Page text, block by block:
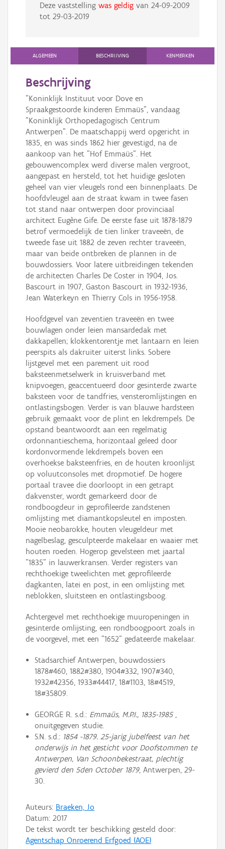
Deze vaststelling was geldigvan 24-09-2009
tot 29-03-2019
ALGEMEEN BESCHRIJVING KENMERKEN
Beschrijving
"Koninklijk Instituut voor Dove en
Spraakgestoorde kinderen Emmaüs", vandaag
"Koninklijk Orthopedagogisch Centrum
Antwerpen". De maatschappij werd opgericht in
1835, en was sinds 1862 hier gevestigd, na de
aankoop van het "Hof Emmaüs". Het
gebouwencomplex werd diverse malen vergroot,
aangepast en hersteld, tot het huidige gesloten
geheel van vier vleugels rond een binnenplaats. De
hoofdvleugel aan de straat kwam in twee fasen
tot stand naar ontwerpen door provinciaal
architect Eugène Gife. De eerste fase uit 1878-1879
betrof vermoedelijk de tien linker traveeën, de
tweede fase uit 1882 de zeven rechter traveeën,
maar van beide ontbreken de plannen in de
bouwdossiers. Voor latere uitbreidingen tekenden
de architecten Charles De Coster in 1904, Jos.
Bascourt in 1907, Gaston Bascourt in 1932-1936,
Jean Waterkeyn en Thierry Cols in 1956-1958.
Hoofdgevel van zeventien traveeën en twee
bouwlagen onder leien mansardedak met
dakkapellen; klokkentorentje met lantaarn en leien
peerspits als dakruiter uiterst links. Sobere
lijstgevel met een parement uit rood
baksteenmetselwerk in kruisverband met
knipvoegen, geaccentueerd door gesinterde zwarte
baksteen voor de tandfries, vensteromlijstingen en
ontlastingsbogen. Verder is van blauwe hardsteen
gebruik gemaakt voor de plint en lekdrempels. De
opstand beantwoordt aan een regelmatig
ordonnantieschema, horizontaal geleed door
kordonvormende lekdrempels boven een
overhoekse baksteenfries, en de houten kroonlijst
op voluutconsoles met dropmotief. De hogere
portaal travee die doorloopt in een getrapt
dakvenster, wordt gemarkeerd door de
rondboogdeur in geprofileerde zandstenen
omlijsting met diamantkopsleutel en imposten.
Mooie neobarokke, houten vleugeldeur met
nagelbeslag, gesculpteerde makelaar en waaier met
houten roeden. Hogerop gevelsteen met jaartal
"1835" in lauwerkransen. Verder registers van
rechthoekige tweelichten met geprofileerde
dagkanten, latei en post, in een omlijsting met
neblokken, sluitsteen en ontlastingsboog.
Achtergevel met rechthoekige muuropeningen in
gesinterde omlijsting, een rondboogpoort zoals in
de voorgevel, met een "1652" gedateerde makelaar.
Stadsarchief Antwerpen, bouwdossiers
1878#460, 1882#380, 1904#332, 1907#340,
1932#42356, 1933#44417, 18#1103, 18#4519,
18#35809.
GEORGE R. s.d.: Emmaüs, M.P.I., 1835-1985 ,
onuitgegeven studie.
S.N. s.d.: 1854 -1879. 25-jarig jubelfeest van het
onderwijs in het gesticht voor Doofstommen te
Antwerpen, Van Schoonbekestraat, plechtig
gevierd den 5den October 1879, Antwerpen, 29-
30.
Auteurs: Braeken, Jo
Datum: 2017
De tekst wordt ter beschikking gesteld door:
Agentschap Onroerend Erfgoed (AOE)